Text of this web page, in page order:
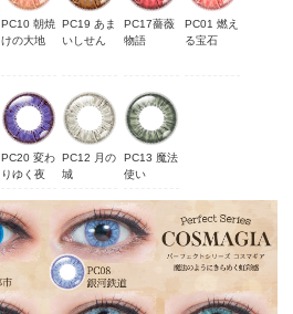
PC10 朝焼
けの大地
PC19 あま
いしせん
PC17薔薇
物語
PC01 燃え
る宝石
PC20 変わ
りゆく夜
PC12 月の
城
PC13 魔法
使い